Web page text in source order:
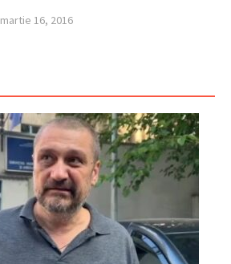
martie 16, 2016